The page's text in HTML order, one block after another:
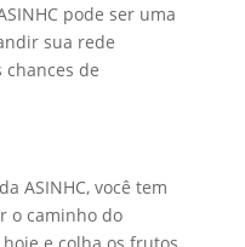
pode ser uma
sua rede
de
ASINHC, você tem
o caminho do
e colha os frutos